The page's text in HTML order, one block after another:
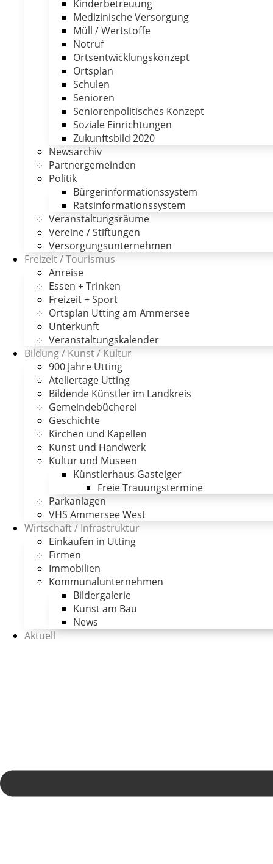
Kinderbetreuung
Medizinische Versorgung
Müll / Wertstoffe
Notruf
Ortsentwicklungskonzept
Ortsplan
Schulen
Senioren
Seniorenpolitisches Konzept
Soziale Einrichtungen
Zukunftsbild 2020
Newsarchiv
Partnergemeinden
Politik
Bürgerinformationssystem
Ratsinformationssystem
Veranstaltungsräume
Vereine / Stiftungen
Versorgungsunternehmen
Freizeit / Tourismus
Anreise
Essen + Trinken
Freizeit + Sport
Ortsplan Utting am Ammersee
Unterkunft
Veranstaltungskalender
Bildung / Kunst / Kultur
900 Jahre Utting
Ateliertage Utting
Bildende Künstler im Landkreis
Gemeindebücherei
Geschichte
Kirchen und Kapellen
Kunst und Handwerk
Kultur und Museen
Künstlerhaus Gasteiger
Freie Trauungstermine
Parkanlagen
VHS Ammersee West
Wirtschaft / Infrastruktur
Einkaufen in Utting
Firmen
Immobilien
Kommunalunternehmen
Bildergalerie
Kunst am Bau
News
Aktuell